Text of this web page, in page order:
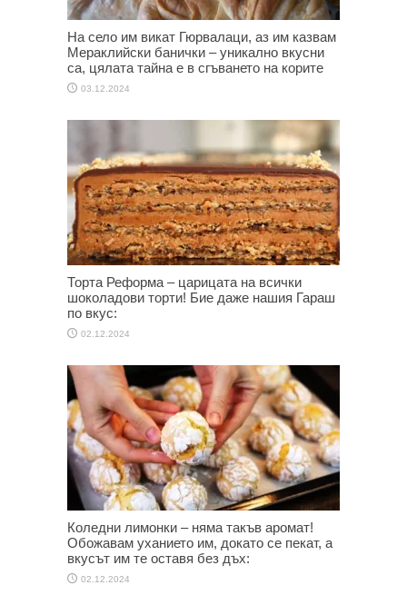
На село им викат Гюрвалаци, аз им казвам
Мераклийски банички – уникално вкусни
са, цялата тайна е в сгъването на корите
03.12.2024
Торта Реформа – царицата на всички
шоколадови торти! Бие даже нашия Гараш
по вкус:
02.12.2024
Коледни лимонки – няма такъв аромат!
Обожавам уханието им, докато се пекат, а
вкусът им те оставя без дъх:
02.12.2024